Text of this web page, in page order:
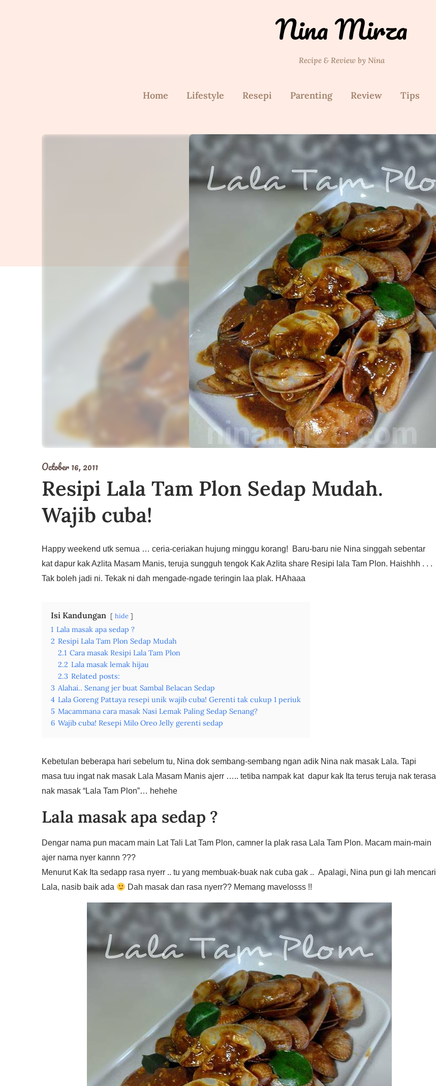
Nina Mirza
Recipe & Review by Nina
Home Lifestyle Resepi Parenting Review Tips
October 16, 2011
Resipi Lala Tam Plon Sedap Mudah.
Wajib cuba!
Happy weekend utk semua … ceria-ceriakan hujung minggu korang!
Baru-baru nie Nina singgah sebentar
kat dapur kak Azlita Masam Manis, teruja sungguh tengok Kak Azlita share Resipi lala Tam Plon. Haishhh . . .
Tak boleh jadi ni. Tekak ni dah mengade-ngade teringin laa plak. HAhaaa
Isi Kandungan hide
1 Lala masak apa sedap ?
2 Resipi Lala Tam Plon Sedap Mudah
2.1 Cara masak Resipi Lala Tam Plon
2.2 Lala masak lemak hijau
2.3 Related posts:
3 Alahai.. Senang jer buat Sambal Belacan Sedap
4 Lala Goreng Pattaya resepi unik wajib cuba! Gerenti tak cukup 1 periuk
5 Macammana cara masak Nasi Lemak Paling Sedap Senang?
6 Wajib cuba! Resepi Milo Oreo Jelly gerenti sedap
Kebetulan beberapa hari sebelum tu, Nina dok sembang-sembang ngan adik Nina nak masak Lala. Tapi
masa tuu ingat nak masak Lala Masam Manis ajerr ….. tetiba nampak kat dapur kak Ita terus teruja nak terasa
nak masak “Lala Tam Plon”… hehehe
Lala masak apa sedap ?
Dengar nama pun macam main Lat Tali Lat Tam Plon, camner la plak rasa Lala Tam Plon. Macam main-main
ajer nama nyer kannn ???
Menurut Kak Ita sedapp rasa nyerr .. tu yang membuak-buak nak cuba gak .. Apalagi, Nina pun gi lah mencari
Lala, nasib baik ada
Dah masak dan rasa nyerr?? Memang mavelosss !!